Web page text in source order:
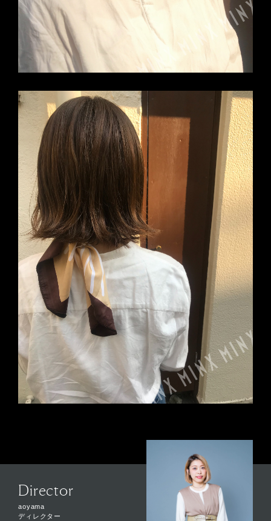
Director
aoyama
ディレクター